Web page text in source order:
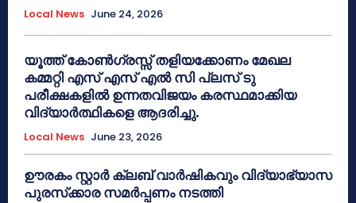
Local News June 24, 2026
യൂത്ത് കോൺഗ്രസ്സ് തളിയക്കോണം മേഖല
കമ്മറ്റി എസ് എസ് എൽ സി പ്ലസ് ടു
പരീക്ഷകളിൽ ഉന്നതവിജയം കരസ്ഥമാക്കിയ
വിദ്യാർത്ഥികളെ ആദരിച്ചു.
Local News June 23, 2026
ഊരകം സ്റ്റാർ ക്ലബ് വാർഷികവും വിദ്യാഭ്യാസ
പുരസ്‌ക്കാര സമർപ്പണം നടത്തി